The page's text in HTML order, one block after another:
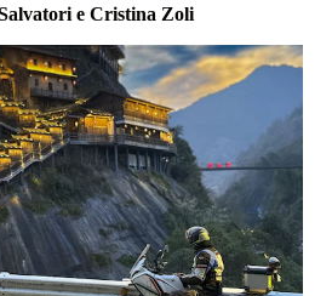
e Cristina Zoli